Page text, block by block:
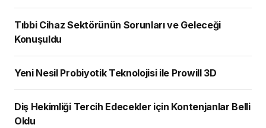
Tıbbi Cihaz Sektörünün Sorunları ve Geleceği
Konuşuldu
Yeni Nesil Probiyotik Teknolojisi ile Prowill 3D
Diş Hekimliği Tercih Edecekler için Kontenjanlar Belli
Oldu